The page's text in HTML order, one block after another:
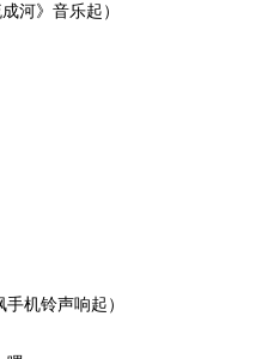
河》音乐起）
机铃声响起）